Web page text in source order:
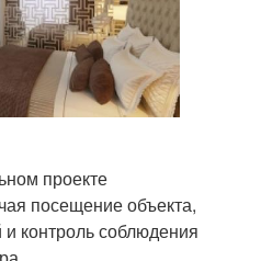
проекте
посещение объекта,
и контроль соблюдения